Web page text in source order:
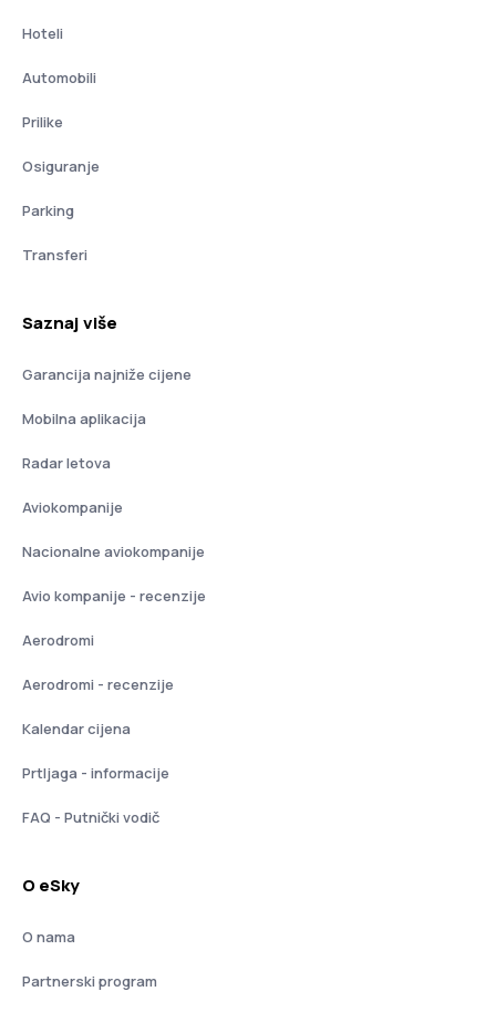
Hoteli
Automobili
Prilike
Osiguranje
Parking
Transferi
Saznaj više
Garancija najniže cijene
Mobilna aplikacija
Radar letova
Aviokompanije
Nacionalne aviokompanije
Avio kompanije - recenzije
Aerodromi
Aerodromi - recenzije
Kalendar cijena
Prtljaga - informacije
FAQ - Putnički vodič
O eSky
O nama
Partnerski program